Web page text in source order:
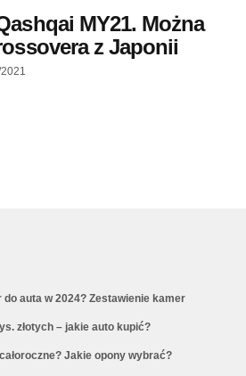
MY21. Można
z Japonii
auta w 2024? Zestawienie kamer
złotych – jakie auto kupić?
Jakie opony wybrać?